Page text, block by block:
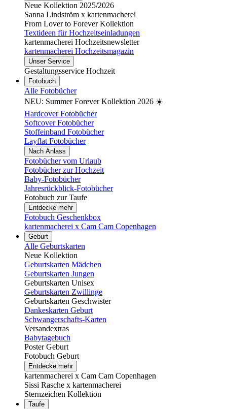
Neue Kollektion 2025/2026
Sanna Lindström x kartenmacherei
From Lover to Forever Kollektion
Textideen für Hochzeitseinladungen
kartenmacherei Hochzeitsnewsletter
kartenmacherei Hochzeitsmagazin
Unser Service
Gestaltungsservice Hochzeit
Fotobuch
Alle Fotobücher
NEU: Summer Forever Kollektion 2026 ☀️
Hardcover Fotobücher
Softcover Fotobücher
Stoffeinband Fotobücher
Layflat Fotobücher
Nach Anlass
Fotobücher vom Urlaub
Fotobücher zur Hochzeit
Baby-Fotobücher
Jahresrückblick-Fotobücher
Fotobuch zur Taufe
Entdecke mehr
Fotobuch Geschenkbox
kartenmacherei x Cam Cam Copenhagen
Geburt
Alle Geburtskarten
Neue Kollektion
Geburtskarten Mädchen
Geburtskarten Jungen
Geburtskarten Unisex
Geburtskarten Zwillinge
Geburtskarten Geschwister
Dankeskarten Geburt
Schwangerschafts-Karten
Versandextras
Babytagebuch
Poster Geburt
Fotobuch Geburt
Entdecke mehr
kartenmacherei x Cam Cam Copenhagen
Sissi Rasche x kartenmacherei
Sternzeichen Kollektion
Taufe